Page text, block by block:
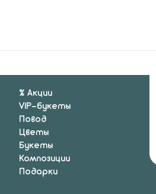
% Акции
VIP-букеты
Повод
Цветы
Букеты
Композиции
Подарки